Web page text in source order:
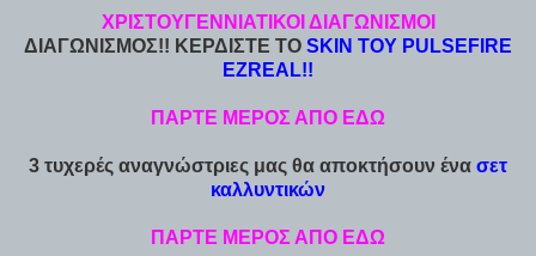
ΧΡΙΣΤΟΥΓΕΝΝΙΑΤΙΚΟΙ ΔΙΑΓΩΝΙΣΜΟΙ
ΔΙΑΓΩΝΙΣΜΟΣ!! ΚΕΡΔΙΣΤΕ ΤΟ SKIN ΤΟΥ PULSEFIRE
EZREAL!!
ΠΑΡΤΕ ΜΕΡΟΣ ΑΠΟ ΕΔΩ
3 τυχερές αναγνώστριες μας θα αποκτήσουν ένα σετ
καλλυντικών
ΠΑΡΤΕ ΜΕΡΟΣ ΑΠΟ ΕΔΩ